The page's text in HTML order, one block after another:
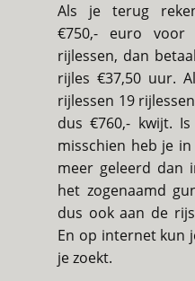
Als je terug
€750,- euro voor
rijlessen, dan
rijles €37,50 uur.
rijlessen 19
dus €760,- kwijt.
misschien heb je
meer geleerd dan
het zogenaamd
dus ook aan de
En op internet kun
je zoekt.